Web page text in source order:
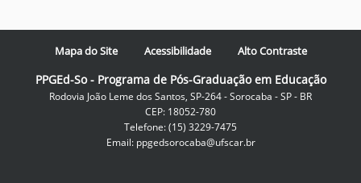
Mapa do Site Acessibilidade Alto Contraste
PPGEd-So - Programa de Pós-Graduação em Educação
Rodovia João Leme dos Santos, SP-264 - Sorocaba - SP - BR
CEP: 18052-780
Telefone: (15) 3229-7475
Email: ppgedsorocaba@ufscar.br